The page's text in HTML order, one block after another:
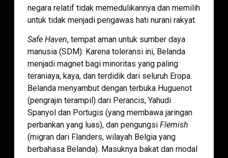
negara relatif tidak memedulikannya dan memilih
untuk tidak menjadi pengawas hati nurani rakyat.
Safe Haven, tempat aman untuk sumber daya
manusia (SDM): Karena toleransi ini, Belanda
menjadi magnet bagi minoritas yang paling
teraniaya, kaya, dan terdidik dari seluruh Eropa.
Belanda menyambut dengan terbuka Huguenot
(pengrajin terampil) dari Perancis, Yahudi
Spanyol dan Portugis (yang membawa jaringan
perbankan yang luas), dan pengungsi Flemish
(migran dari Flanders, wilayah Belgia yang
berbahasa Belanda). Masuknya bakat dan modal